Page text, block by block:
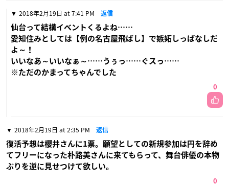
2018年2月19日 at 7:41 PM 返信
仙台って結構イベントくるよね……
愛知住みとしては【例の名古屋飛ばし】で嫉妬しっぱなしだ
よ～！
いいなあ～いいなぁ～……うぅっ……ぐスっ……
※ただのかまってちゃんでした
0
2018年2月19日 at 2:35 PM 返信
復活予想は櫻井さんに1票。願望としての新規参加は円を辞め
てフリーになった朴路美さんに来てもらって、舞台俳優の本物
ぶりを逆に見せつけて欲しい。
0